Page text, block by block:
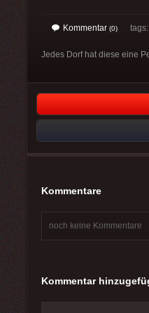
Kommentar (0)
Jedes Dorf hat diese eine
Kommentare
noch keine Kommentare
Kommentar